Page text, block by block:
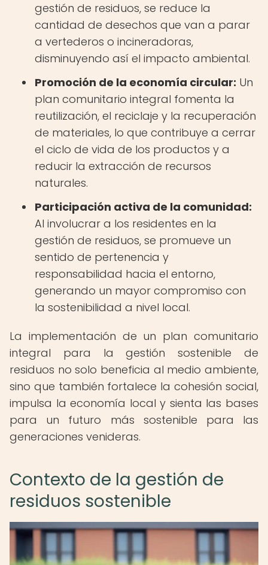
gestión de residuos, se reduce la
cantidad de desechos que van a parar
a vertederos o incineradoras,
disminuyendo así el impacto ambiental.
Promoción de la economía circular: Un
plan comunitario integral fomenta la
reutilización, el reciclaje y la recuperación
de materiales, lo que contribuye a cerrar
el ciclo de vida de los productos y a
reducir la extracción de recursos
naturales.
Participación activa de la comunidad:
Al involucrar a los residentes en la
gestión de residuos, se promueve un
sentido de pertenencia y
responsabilidad hacia el entorno,
generando un mayor compromiso con
la sostenibilidad a nivel local.
La implementación de un plan comunitario
integral para la gestión sostenible de
residuos no solo beneficia al medio ambiente,
sino que también fortalece la cohesión social,
impulsa la economía local y sienta las bases
para un futuro más sostenible para las
generaciones venideras.
Contexto de la gestión de
residuos sostenible